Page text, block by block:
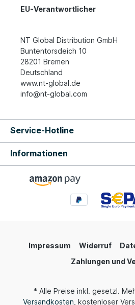
EU-Verantwortlicher
NT Global Distribution GmbH
Buntentorsdeich 10
28201 Bremen
Deutschland
www.nt-global.de
info@nt-global.com
Service-Hotline
Informationen
Impressum Widerruf
Zahlungen und
* Alle Preise inkl. gesetzl.
Versandkosten , kostenloser